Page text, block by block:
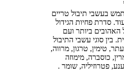
בעשבי תיבול טריים
סדרת פחיות הגידול
בין סוגי עשבי התיבול
טימין, טרגון, מרווה,
כוסברה, מימוזה
פטרוזיליה, שומר .